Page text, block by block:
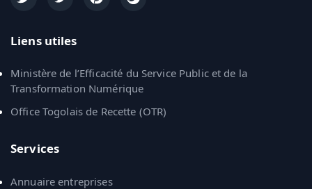
Liens utiles
Ministère de l’Efficacité du Service Public et de la
Transformation Numérique
Office Togolais de Recette (OTR)
Services
Annuaire entreprises